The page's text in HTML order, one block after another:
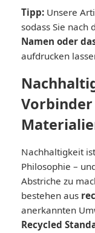
Tipp: Unsere
sodass Sie nach
Namen oder
aufdrucken
Nachhaltigkeit
Philosophie –
Abstriche zu
bestehen aus
anerkannten
Recycled